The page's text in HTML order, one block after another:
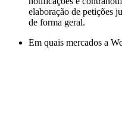
elaboração de petições
de forma geral.
Em quais mercados a